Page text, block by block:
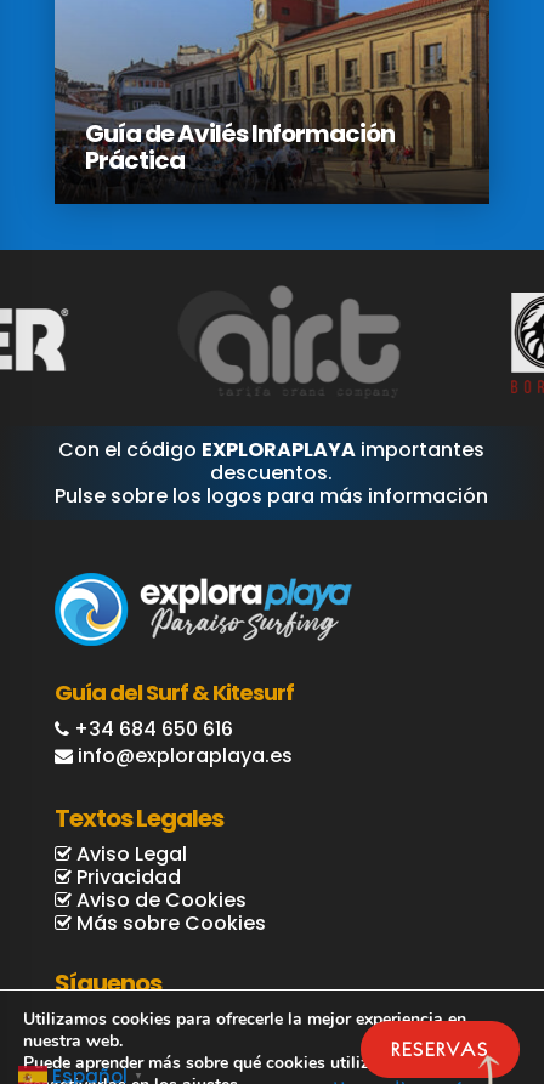
RESERVAS
Guía de Avilés Información
Práctica
Con el código EXPLORAPLAYA importantes
descuentos.
Pulse sobre los logos para más información
Guía del Surf & Kitesurf
+34 684 650 616
info@exploraplaya.es
Textos Legales
Aviso Legal
Privacidad
Aviso de Cookies
Más sobre Cookies
Síguenos
Español ▼
Utilizamos cookies para ofrecerle la mejor experiencia en
nuestra web.
Puede aprender más sobre qué cookies utilizamos o